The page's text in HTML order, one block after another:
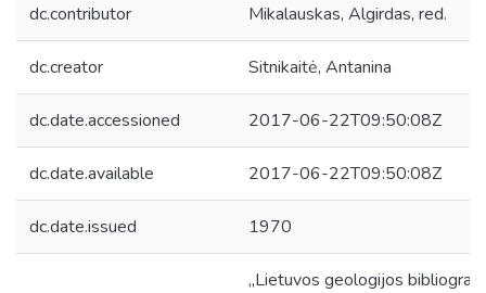
dc.contributor Mikalauskas, Algirdas, red.
dc.creator Sitnikaitė, Antanina
dc.date.accessioned 2017-06-22T09:50:08Z
dc.date.available 2017-06-22T09:50:08Z
dc.date.issued 1970
„Lietuvos geologijos